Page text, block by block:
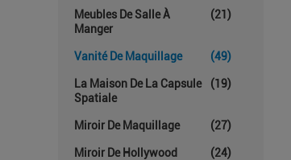
Meubles De Salle À
Manger
(21)
Vanité De Maquillage (49)
La Maison De La Capsule
Spatiale
(19)
Miroir De Maquillage (27)
Miroir De Hollywood (24)